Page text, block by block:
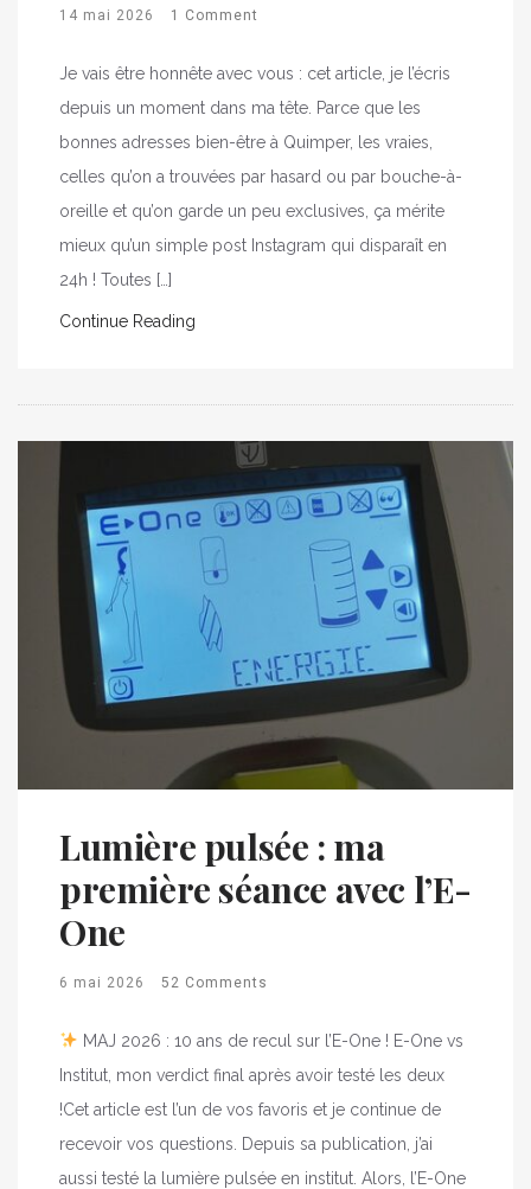
14 mai 2026 1 Comment
Je vais être honnête avec vous : cet article, je l’écris
depuis un moment dans ma tête. Parce que les
bonnes adresses bien-être à Quimper, les vraies,
celles qu’on a trouvées par hasard ou par bouche-à-
oreille et qu’on garde un peu exclusives, ça mérite
mieux qu’un simple post Instagram qui disparaît en
24h ! Toutes […]
Continue Reading
Lumière pulsée : ma
première séance avec l’E-
One
6 mai 2026 52 Comments
MAJ 2026 : 10 ans de recul sur l’E-One ! E-One vs
Institut, mon verdict final après avoir testé les deux
!Cet article est l’un de vos favoris et je continue de
recevoir vos questions. Depuis sa publication, j’ai
aussi testé la lumière pulsée en institut. Alors, l’E-One